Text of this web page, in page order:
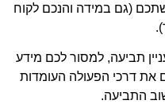
דרישתכם (גם במידה והנכם לקוח
תביעה, למסור לכם מידע
את דרכי הפעולה העומדות
התביעה.